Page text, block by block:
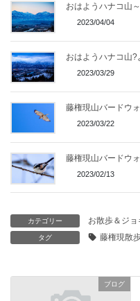
おはようハナコ山
2023/04/04
おはようハナコ山?
2023/03/29
藤権現山バードウ
2023/03/22
藤権現山バードウ
2023/02/13
カテゴリー お散歩＆ジ
タグ 藤権現散
ブログ